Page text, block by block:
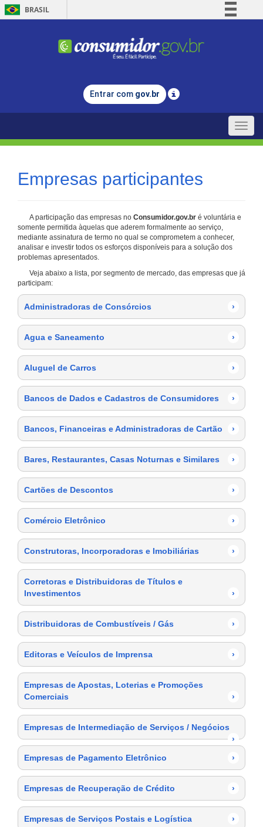
BRASIL
Comunica BR
Legislação
Entrar com gov.br
Toggle
Empresas participantes
A participação das empresas no Consumidor.gov.br é voluntária e
somente permitida àquelas que aderem formalmente ao serviço,
mediante assinatura de termo no qual se comprometem a conhecer,
analisar e investir todos os esforços disponíveis para a solução dos
problemas apresentados.
Veja abaixo a lista, por segmento de mercado, das empresas que já
participam:
Administradoras de Consórcios ›
Agua e Saneamento ›
Aluguel de Carros ›
Bancos de Dados e Cadastros de Consumidores ›
Bancos, Financeiras e Administradoras de Cartão ›
Bares, Restaurantes, Casas Noturnas e Similares ›
Cartões de Descontos ›
Comércio Eletrônico ›
Construtoras, Incorporadoras e Imobiliárias ›
Corretoras e Distribuidoras de Títulos e
Investimentos
›
Distribuidoras de Combustíveis / Gás ›
Editoras e Veículos de Imprensa ›
Empresas de Apostas, Loterias e Promoções
Comerciais
›
Empresas de Intermediação de Serviços / Negócios
›
Empresas de Pagamento Eletrônico
›
Empresas de Recuperação de Crédito ›
Empresas de Serviços Postais e Logística ›